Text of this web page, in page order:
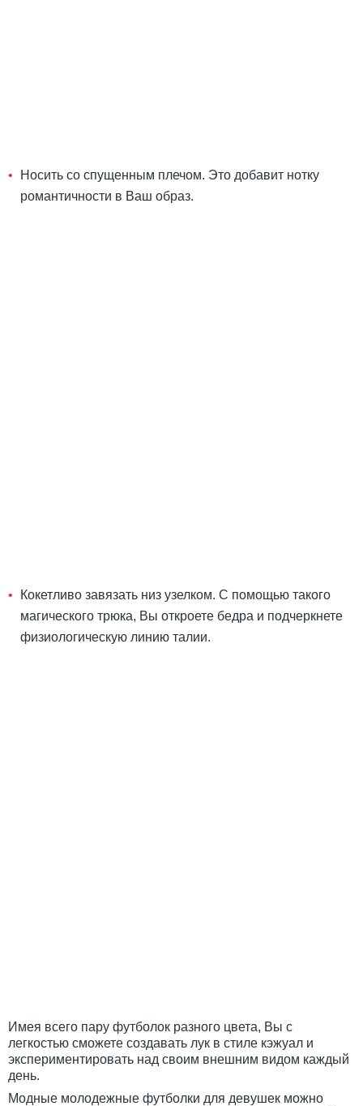
Носить со спущенным плечом. Это добавит нотку
романтичности в Ваш образ.
Кокетливо завязать низ узелком. С помощью такого
магического трюка, Вы откроете бедра и подчеркнете
физиологическую линию талии.
Имея всего пару футболок разного цвета, Вы с
легкостью сможете создавать лук в стиле кэжуал и
экспериментировать над своим внешним видом каждый
день.
Модные молодежные футболки для девушек можно